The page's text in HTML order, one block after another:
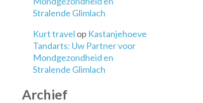
Stralende Glimlach
Kurt travel op Kastanjehoeve
Tandarts: Uw Partner voor
Mondgezondheid en
Stralende Glimlach
Archief